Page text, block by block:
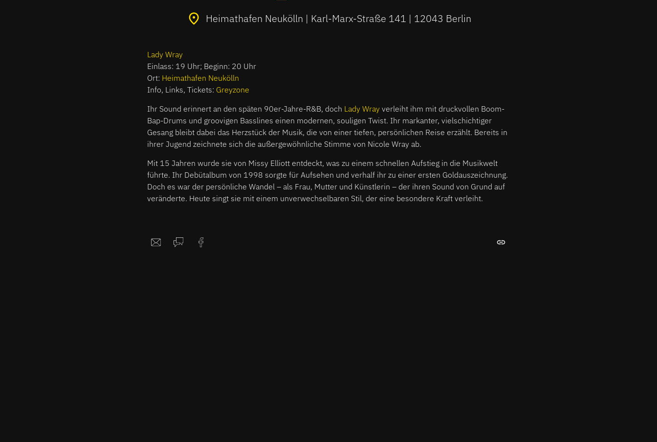
Heimathafen Neukölln | Karl-Marx-Straße 141 | 12043 Berlin
Lady Wray
Einlass: 19 Uhr; Beginn: 20 Uhr
Ort: Heimathafen Neukölln
Info, Links, Tickets: Greyzone
Ihr Sound erinnert an den späten 90er-Jahre-R&B, doch Lady Wray verleiht ihm mit druckvollen Boom-
Bap-Drums und groovigen Basslines einen modernen, souligen Twist. Ihr markanter, vielschichtiger
Gesang bleibt dabei das Herzstück der Musik, die von einer tiefen, persönlichen Reise erzählt. Bereits in
ihrer Jugend zeichnete sich die außergewöhnliche Stimme von Nicole Wray ab.
Mit 15 Jahren wurde sie von Missy Elliott entdeckt, was zu einem schnellen Aufstieg in die Musikwelt
führte. Ihr Debütalbum von 1998 sorgte für Aufsehen und verhalf ihr zu einer ersten Goldauszeichnung.
Doch es war der persönliche Wandel – als Frau, Mutter und Künstlerin – der ihren Sound von Grund auf
veränderte. Heute singt sie mit einem unverwechselbaren Stil, der eine besondere Kraft verleiht.